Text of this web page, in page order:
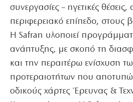
συνεργασίες – ηγετικές
περιφερειακό επίπεδο, στους
Η Safran υλοποιεί
ανάπτυξης, με σκοπό τη
και την περαιτέρω ενίσχυση
προτεραιοτήτων που
οδικούς χάρτες Έρευνας &